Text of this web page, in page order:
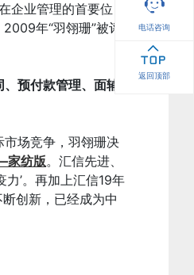
企业管理的首要位
年“羽翎珊”被评
预付款管理、面辅
市场竞争，羽翎珊决
家纺版。汇信先进、
’。再加上汇信19年
创新，已经成为中
电话咨询
返回顶部